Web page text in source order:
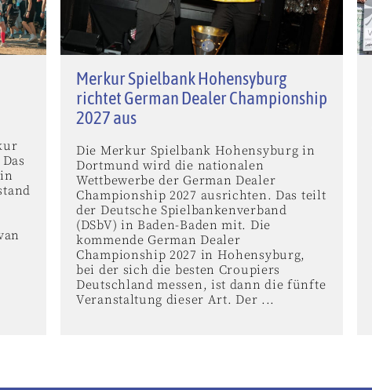
Merkur Spielbank Hohensyburg
richtet German Dealer Championship
2027 aus
Die Merkur Spielbank Hohensyburg in
Dortmund wird die nationalen
Wettbewerbe der German Dealer
Championship 2027 ausrichten. Das teilt
der Deutsche Spielbankenverband
(DSbV) in Baden-Baden mit. Die
kommende German Dealer
Championship 2027 in Hohensyburg,
bei der sich die besten Croupiers
Deutschland messen, ist dann die fünfte
Veranstaltung dieser Art. Der ...